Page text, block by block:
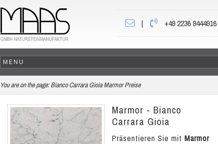
| +49 2236 9444916
You are on the page: Bianco Carrara Gioia Marmor Preise
Marmor - Bianco
Carrara Gioia
Präsentieren Sie mit Marmor